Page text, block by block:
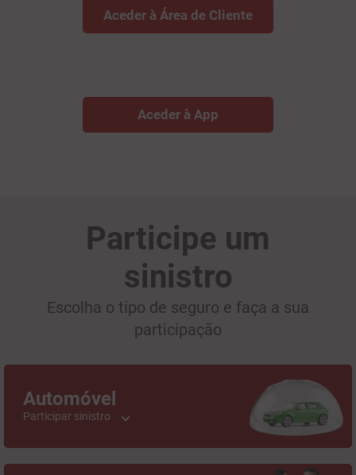
Aceder à Área de Cliente
Aceder à App
Participe um
sinistro
Escolha o tipo de seguro e faça a sua
participação
Automóvel
Participar sinistro